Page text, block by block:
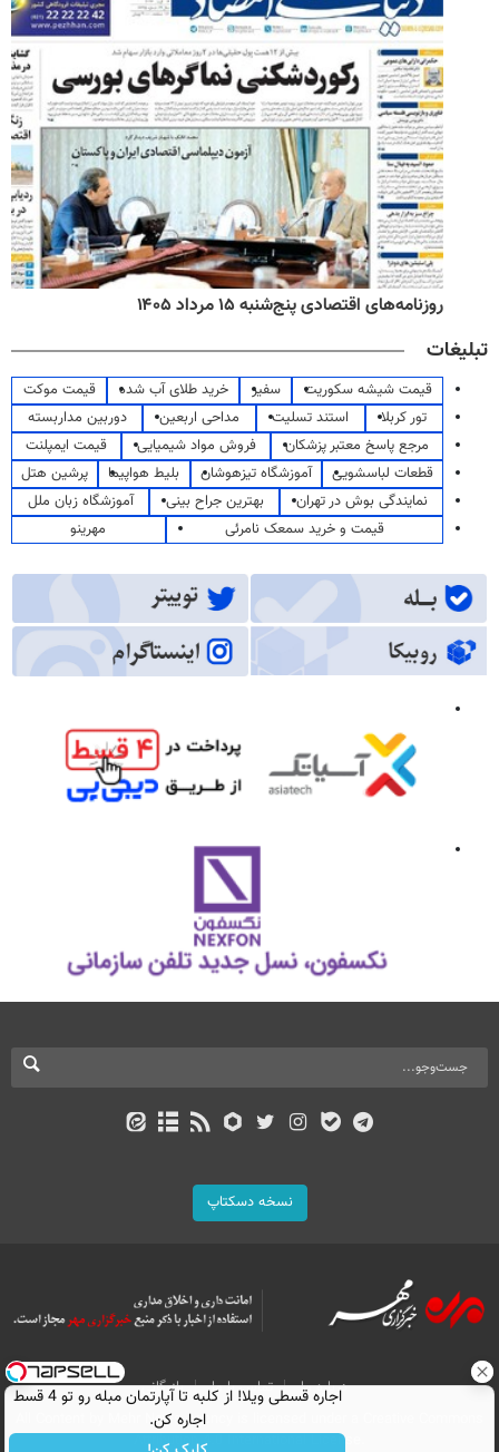
روزنامه‌های اقتصادی پنج‌شنبه ۱۵ مرداد ۱۴۰۵
تبلیغات
قیمت شیشه سکوریت سفیر خرید طلای آب شده
قیمت موکت
تور کربلا
استند تسلیت مداحی اربعین
دوربین مداربسته
مرجع پاسخ معتبر پزشکان
فروش مواد شیمیایی
قیمت ایمپلنت
قطعات لباسشویی
آموزشگاه تیزهوشان بلیط هواپیما
پرشین هتل
نمایندگی بوش در تهران
بهترین جراح بینی
آموزشگاه زبان ملل
قیمت و خرید سمعک نامرئی
مهرینو
نسخه دسکتاپ
درباره ما تماس با ما
بازرگانی
All Content by Mehr News Agency is licensed under a Creative Commons
Attribution 4.0 International License.
اجاره‌ قسطی ویلا! از کلبه تا آپارتمان مبله رو تو 4 قسط
اجاره کن.